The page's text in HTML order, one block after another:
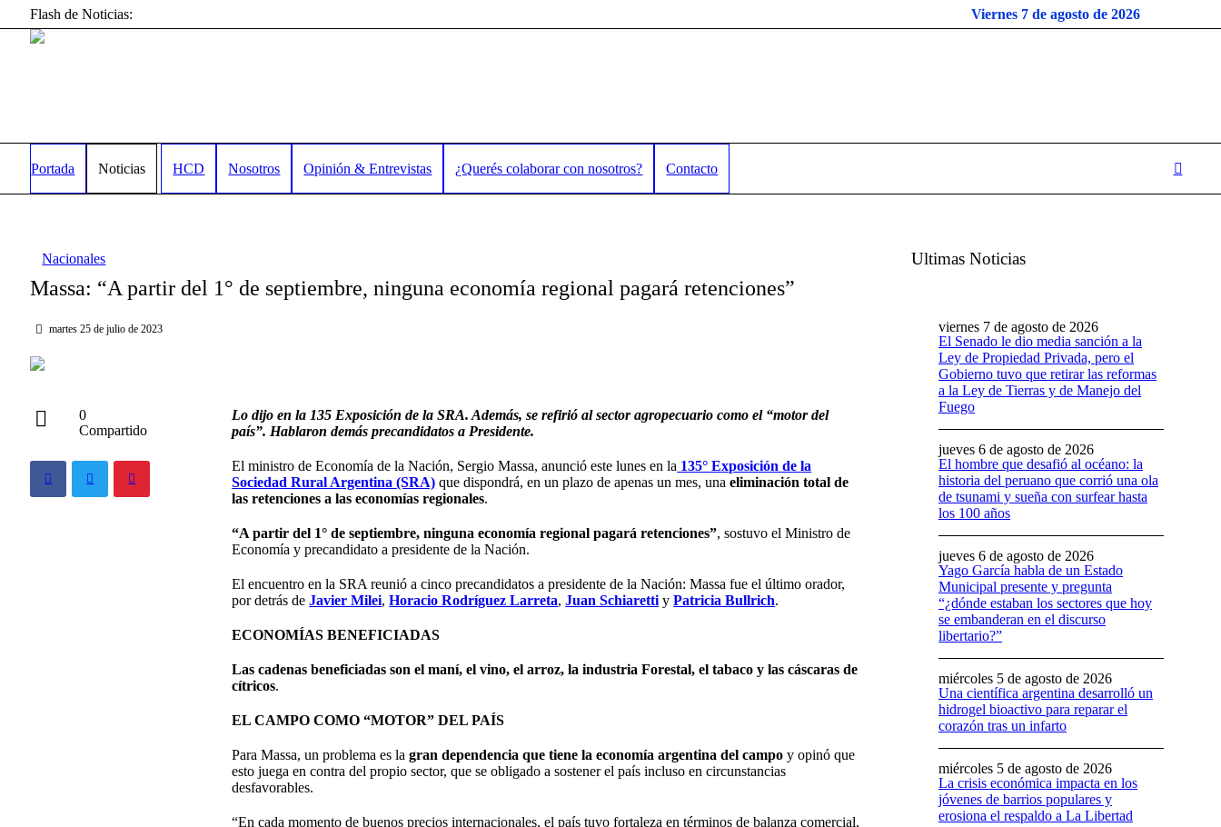
Flash de Noticias: Viernes 7 de agosto de 2026
Portada Noticias HCD Nosotros Opinión & Entrevistas ¿Querés colaborar con nosotros? Contacto
Nacionales
Massa: “A partir del 1° de septiembre, ninguna economía regional pagará retenciones”
martes 25 de julio de 2023
0
Compartido
Lo dijo en la 135 Exposición de la SRA. Además, se refirió al sector agropecuario como el “motor del
país”. Hablaron demás precandidatos a Presidente.
El ministro de Economía de la Nación, Sergio Massa, anunció este lunes en la 135° Exposición de la
Sociedad Rural Argentina (SRA) que dispondrá, en un plazo de apenas un mes, unaeliminación total de
las retenciones a las economías regionales.
“A partir del 1° de septiembre, ninguna economía regional pagará retenciones”, sostuvo el Ministro de
Economía y precandidato a presidente de la Nación.
El encuentro en la SRA reunió a cinco precandidatos a presidente de la Nación: Massa fue el último orador,
por detrás deJavier Milei,Horacio Rodríguez Larreta,Juan Schiaretti yPatricia Bullrich.
ECONOMÍAS BENEFICIADAS
Las cadenas beneficiadas son el maní, el vino, el arroz, la industria Forestal, el tabaco y las cáscaras de
cítricos.
EL CAMPO COMO “MOTOR” DEL PAÍS
Para Massa, un problema es lagran dependencia que tiene la economía argentina del campo y opinó que
esto juega en contra del propio sector, que se obligado a sostener el país incluso en circunstancias
desfavorables.
“En cada momento de buenos precios internacionales, el país tuvo fortaleza en términos de balanza comercial,
Ultimas Noticias
El Senado le dio media sanción a la
Ley de Propiedad Privada, pero el
Gobierno tuvo que retirar las reformas
a la Ley de Tierras y de Manejo del
Fuego
viernes 7 de agosto de 2026
El hombre que desafió al océano: la
historia del peruano que corrió una ola
de tsunami y sueña con surfear hasta
los 100 años
jueves 6 de agosto de 2026
Yago García habla de un Estado
Municipal presente y pregunta
“¿dónde estaban los sectores que hoy
se embanderan en el discurso
libertario?”
jueves 6 de agosto de 2026
Una científica argentina desarrolló un
hidrogel bioactivo para reparar el
corazón tras un infarto
miércoles 5 de agosto de 2026
La crisis económica impacta en los
jóvenes de barrios populares y
erosiona el respaldo a La Libertad
miércoles 5 de agosto de 2026